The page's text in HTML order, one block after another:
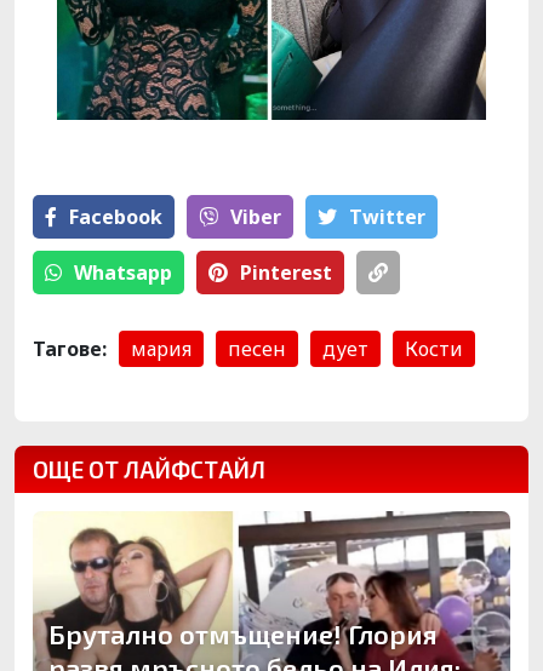
Facebook Viber Тwitter
Whatsapp Pinterest
Тагове: мария песен дует Кости
ОЩЕ ОТ ЛАЙФСТАЙЛ
Брутално отмъщение! Глория